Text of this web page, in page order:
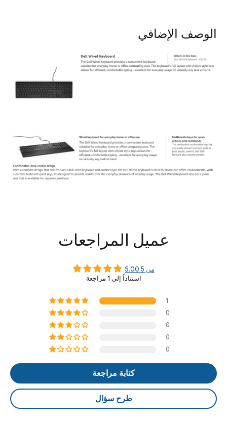
الوصف الإضافي
عميل المراجعات
5.00 من 5
استناداً إلى 1 مراجعة
1
0
0
0
0
كتابة مراجعة
طرح سؤال